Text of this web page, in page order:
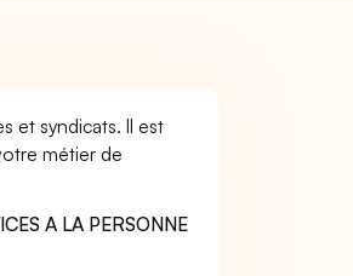
et syndicats. Il est
métier de
A LA PERSONNE